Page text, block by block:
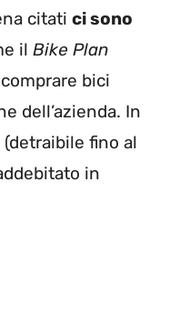
citati ci sono
il Bike Plan
bici
dell’azienda. In
fino al
in